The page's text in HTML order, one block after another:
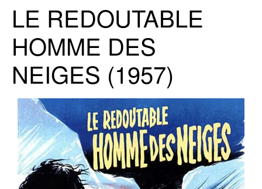
LE REDOUTABLE
HOMME DES
NEIGES (1957)